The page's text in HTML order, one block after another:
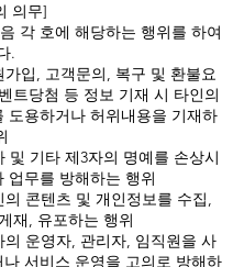
의무]
각 호에 해당하는 행위를 하여
.
가입, 고객문의, 복구 및 환불요
트당첨 등 정보 기재 시 타인의
도용하거나 허위내용을 기재하
및 기타 제3자의 명예를 손상시
업무를 방해하는 행위
의 콘텐츠 및 개인정보를 수집,
재, 유포하는 행위
의 운영자, 관리자, 임직원을 사
나 서비스 운영을 고의로 방해하